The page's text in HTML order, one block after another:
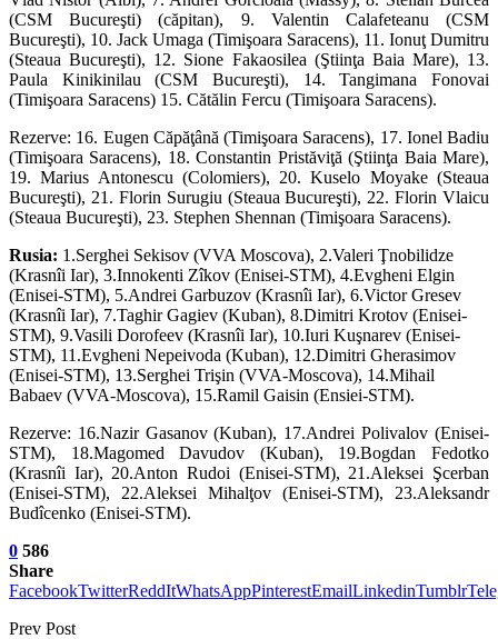
(CSM Bucureşti) (căpitan), 9. Valentin Calafeteanu (CSM
Bucureşti), 10. Jack Umaga (Timişoara Saracens), 11. Ionuţ Dumitru
(Steaua Bucureşti), 12. Sione Fakaosilea (Ştiinţa Baia Mare), 13.
Paula Kinikinilau (CSM Bucureşti), 14. Tangimana Fonovai
(Timişoara Saracens) 15. Cătălin Fercu (Timişoara Saracens).
Rezerve: 16. Eugen Căpăţână (Timişoara Saracens), 17. Ionel Badiu
(Timişoara Saracens), 18. Constantin Pristăviţă (Ştiinţa Baia Mare),
19. Marius Antonescu (Colomiers), 20. Kuselo Moyake (Steaua
Bucureşti), 21. Florin Surugiu (Steaua Bucureşti), 22. Florin Vlaicu
(Steaua Bucureşti), 23. Stephen Shennan (Timişoara Saracens).
Rusia: 1.Serghei Sekisov (VVA Moscova), 2.Valeri Ţnobilidze
(Krasnîi Iar), 3.Innokenti Zîkov (Enisei-STM), 4.Evgheni Elgin
(Enisei-STM), 5.Andrei Garbuzov (Krasnîi Iar), 6.Victor Gresev
(Krasnîi Iar), 7.Taghir Gagiev (Kuban), 8.Dimitri Krotov (Enisei-
STM), 9.Vasili Dorofeev (Krasnîi Iar), 10.Iuri Kuşnarev (Enisei-
STM), 11.Evgheni Nepeivoda (Kuban), 12.Dimitri Gherasimov
(Enisei-STM), 13.Serghei Trişin (VVA-Moscova), 14.Mihail
Babaev (VVA-Moscova), 15.Ramil Gaisin (Ensiei-STM).
Rezerve: 16.Nazir Gasanov (Kuban), 17.Andrei Polivalov (Enisei-
STM), 18.Magomed Davudov (Kuban), 19.Bogdan Fedotko
(Krasnîi Iar), 20.Anton Rudoi (Enisei-STM), 21.Aleksei Şcerban
(Enisei-STM), 22.Aleksei Mihalţov (Enisei-STM), 23.Aleksandr
Budîcenko (Enisei-STM).
0 586
Share
FacebookTwitterReddItWhatsAppPinterestEmailLinkedinTumblr
Prev Post